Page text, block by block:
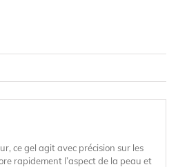
ce gel agit avec précision sur les
rapidement l’aspect de la peau et